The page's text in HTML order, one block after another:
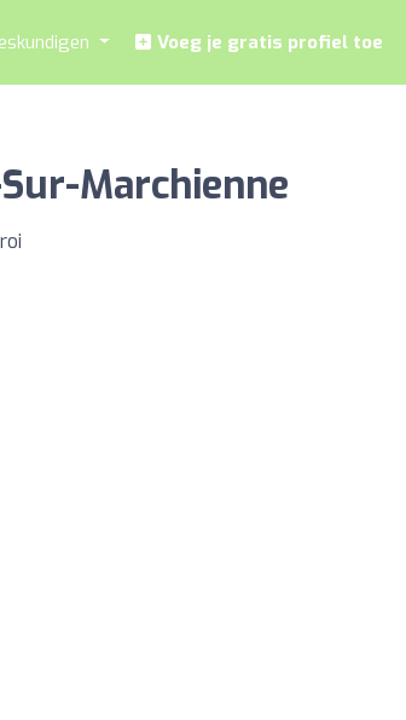
Voeg je gratis profiel toe
Marchienne